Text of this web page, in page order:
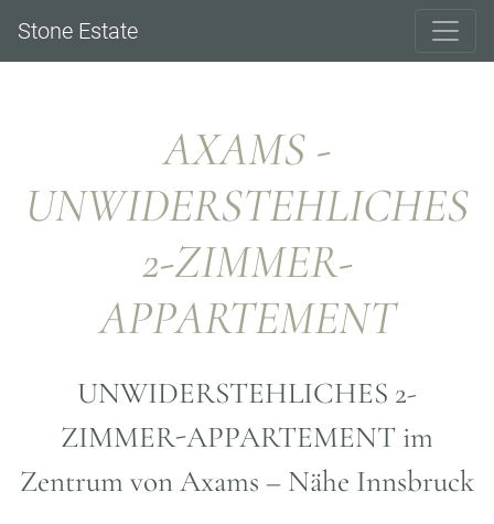
Stone Estate
AXAMS -
UNWIDERSTEHLICHES
2-ZIMMER-
APPARTEMENT
UNWIDERSTEHLICHES 2-
ZIMMER-APPARTEMENT im
Zentrum von Axams – Nähe Innsbruck